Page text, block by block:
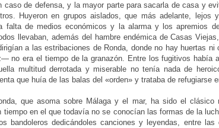
caso de defensa, y la mayor parte para sacarla de casa y
Huyeron en grupos aislados, que más adelante, lejos
falta de medios económicos y la alarma y los apremios
llevaban, además del hambre endémica deCasas
a las estribaciones de Ronda, donde no hay huertas
no era el tiempo de lagranazón. Entre los fugitivos había
multitudderrotada y miserable no tenía nada de
que huía de las balas del «orden» y trataba de refugiarse
que asoma sobre Málaga y el mar, ha sido el clásico
tiempo en el que todavía no se conocían las formas de la
bandoleros dedicándoles canciones y leyendas, entre las